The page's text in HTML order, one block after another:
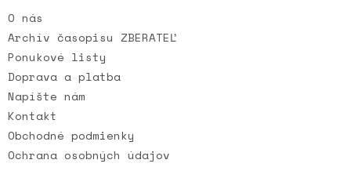
i
e
O nás
Archív časopisu ZBERATEĽ
Ponukové listy
Doprava a platba
Napíšte nám
Kontakt
Obchodné podmienky
Ochrana osobných údajov